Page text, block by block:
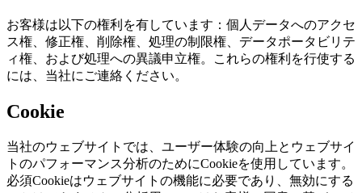
お客様は以下の権利を有しています：個人データへのアクセ
ス権、修正権、削除権、処理の制限権、データポータビリテ
ィ権、および処理への異議申立権。これらの権利を行使する
には、当社にご連絡ください。
Cookie
当社のウェブサイトでは、ユーザー体験の向上とウェブサイ
トのパフォーマンス分析のためにCookieを使用しています。
必須Cookieはウェブサイトの機能に必要であり、無効にする